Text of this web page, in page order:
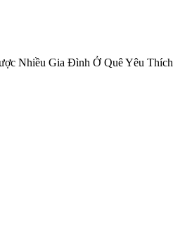
Nhiều Gia Đình Ở Quê Yêu Thích